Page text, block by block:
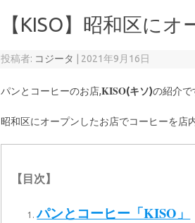
【KISO】昭和区に
投稿者: コジータ 2021年9月16日
パンとコーヒーのお店,KISO(キソ)の紹介で
昭和区にオープンしたお店でコーヒーを店
【目次】
パンとコーヒー「KISO」